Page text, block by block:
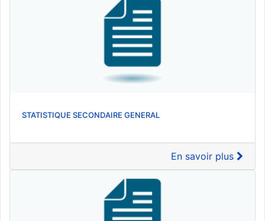
STATISTIQUE SECONDAIRE GENERAL
En savoir plus